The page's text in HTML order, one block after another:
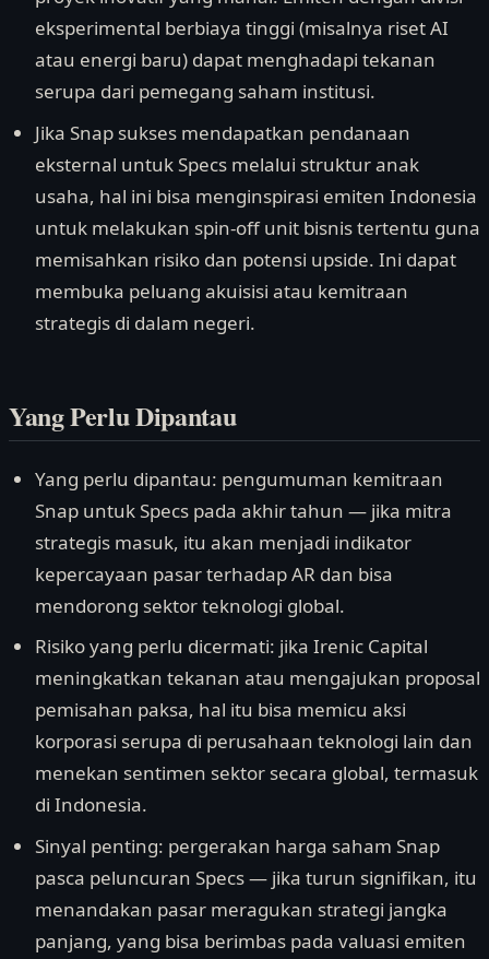
eksperimental berbiaya tinggi (misalnya riset AI
atau energi baru) dapat menghadapi tekanan
serupa dari pemegang saham institusi.
Jika Snap sukses mendapatkan pendanaan
eksternal untuk Specs melalui struktur anak
usaha, hal ini bisa menginspirasi emiten Indonesia
untuk melakukan spin-off unit bisnis tertentu guna
memisahkan risiko dan potensi upside. Ini dapat
membuka peluang akuisisi atau kemitraan
strategis di dalam negeri.
Yang Perlu Dipantau
Yang perlu dipantau: pengumuman kemitraan
Snap untuk Specs pada akhir tahun — jika mitra
strategis masuk, itu akan menjadi indikator
kepercayaan pasar terhadap AR dan bisa
mendorong sektor teknologi global.
Risiko yang perlu dicermati: jika Irenic Capital
meningkatkan tekanan atau mengajukan proposal
pemisahan paksa, hal itu bisa memicu aksi
korporasi serupa di perusahaan teknologi lain dan
menekan sentimen sektor secara global, termasuk
di Indonesia.
Sinyal penting: pergerakan harga saham Snap
pasca peluncuran Specs — jika turun signifikan, itu
menandakan pasar meragukan strategi jangka
panjang, yang bisa berimbas pada valuasi emiten